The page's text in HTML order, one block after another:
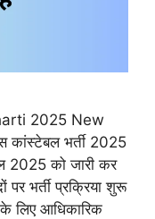
2025 New
कांस्टेबल भर्ती 2025
2025 को जारी कर
भर्ती प्रक्रिया शुरू
लिए आधिकारिक